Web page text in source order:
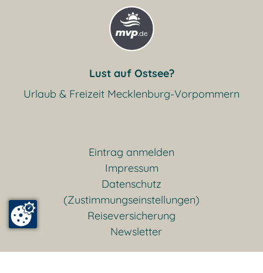
Lust auf Ostsee?
Urlaub & Freizeit Mecklenburg-Vorpommern
Eintrag anmelden
Impressum
Datenschutz
(Zustimmungseinstellungen)
Reiseversicherung
Newsletter